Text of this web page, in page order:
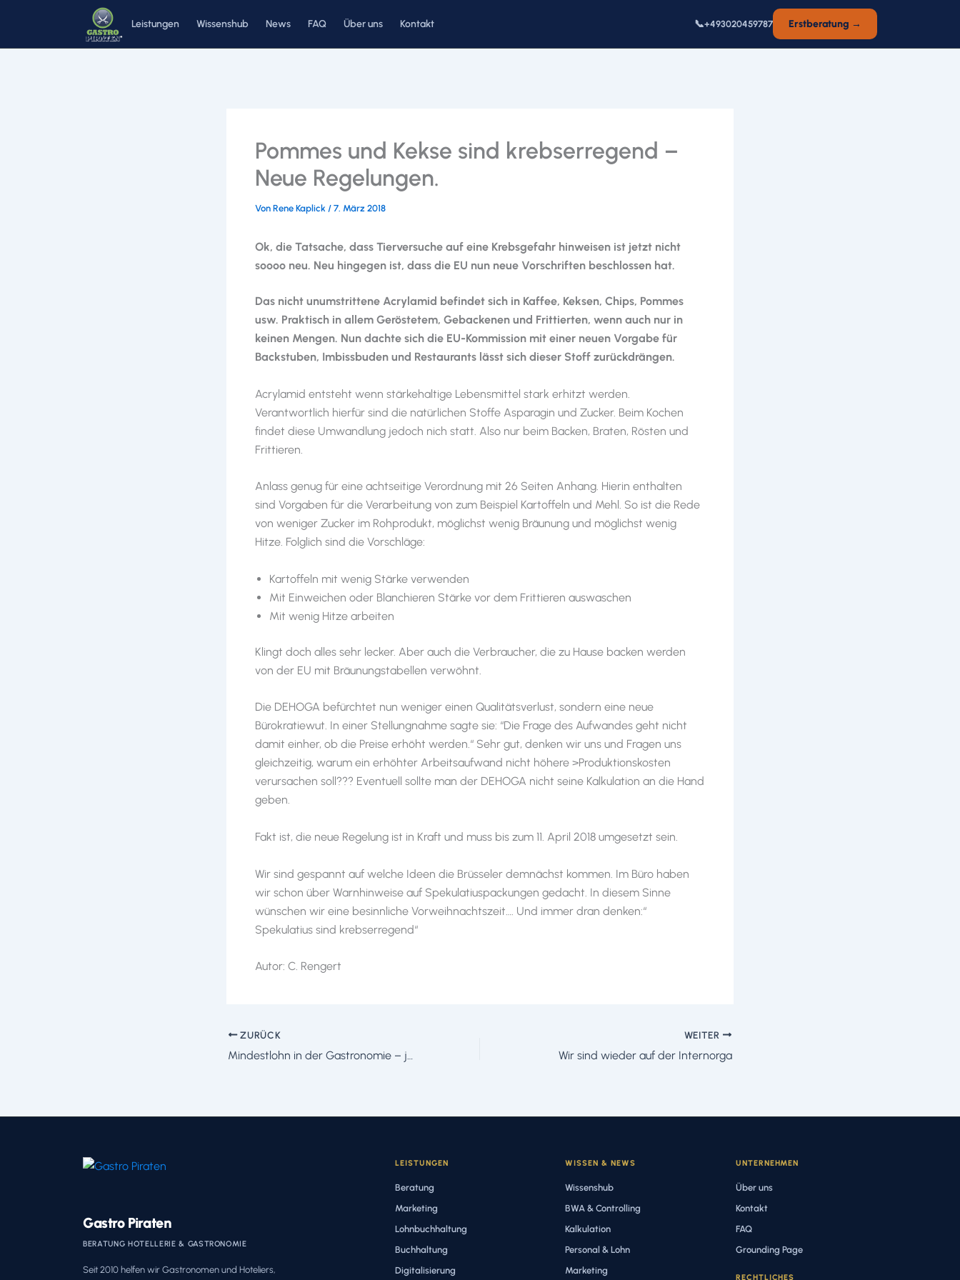
springen
Leistungen Wissenshub News FAQ Über uns Kontakt 📞+493020459787 Erstberatung →
Pommes und Kekse sind krebserregend –
Neue Regelungen.
Von Rene Kaplick / 7. März 2018
Ok, die Tatsache, dass Tierversuche auf eine Krebsgefahr hinweisen ist jetzt nicht
soooo neu. Neu hingegen ist, dass die EU nun neue Vorschriften beschlossen hat.
Das nicht unumstrittene Acrylamid befindet sich in Kaffee, Keksen, Chips, Pommes
usw. Praktisch in allem Geröstetem, Gebackenen und Frittierten, wenn auch nur in
keinen Mengen. Nun dachte sich die EU-Kommission mit einer neuen Vorgabe für
Backstuben, Imbissbuden und Restaurants lässt sich dieser Stoff zurückdrängen.
Acrylamid entsteht wenn stärkehaltige Lebensmittel stark erhitzt werden.
Verantwortlich hierfür sind die natürlichen Stoffe Asparagin und Zucker. Beim Kochen
findet diese Umwandlung jedoch nich statt. Also nur beim Backen, Braten, Rösten und
Frittieren.
Anlass genug für eine achtseitige Verordnung mit 26 Seiten Anhang. Hierin enthalten
sind Vorgaben für die Verarbeitung von zum Beispiel Kartoffeln und Mehl. So ist die Rede
von weniger Zucker im Rohprodukt, möglichst wenig Bräunung und möglichst wenig
Hitze. Folglich sind die Vorschläge:
Kartoffeln mit wenig Stärke verwenden
Mit Einweichen oder Blanchieren Stärke vor dem Frittieren auswaschen
Mit wenig Hitze arbeiten
Klingt doch alles sehr lecker. Aber auch die Verbraucher, die zu Hause backen werden
von der EU mit Bräunungstabellen verwöhnt.
Die DEHOGA befürchtet nun weniger einen Qualitätsverlust, sondern eine neue
Bürokratiewut. In einer Stellungnahme sagte sie: “Die Frage des Aufwandes geht nicht
damit einher, ob die Preise erhöht werden.“ Sehr gut, denken wir uns und Fragen uns
gleichzeitig, warum ein erhöhter Arbeitsaufwand nicht höhere >Produktionskosten
verursachen soll??? Eventuell sollte man der DEHOGA nicht seine Kalkulation an die Hand
geben.
Fakt ist, die neue Regelung ist in Kraft und muss bis zum 11. April 2018 umgesetzt sein.
Wir sind gespannt auf welche Ideen die Brüsseler demnächst kommen. Im Büro haben
wir schon über Warnhinweise auf Spekulatiuspackungen gedacht. In diesem Sinne
wünschen wir eine besinnliche Vorweihnachtszeit…. Und immer dran denken:“
Spekulatius sind krebserregend“
Autor: C. Rengert
ZURÜCK WEITER
Wir sind wieder auf der Internorga
Gastro Piraten
BERATUNG HOTELLERIE & GASTRONOMIE
Seit 2010 helfen wir Gastronomen und Hoteliers,
LEISTUNGEN
Beratung
Marketing
Lohnbuchhaltung
Buchhaltung
Digitalisierung
WISSEN & NEWS
Wissenshub
BWA & Controlling
Kalkulation
Personal & Lohn
Marketing
UNTERNEHMEN
Über uns
Kontakt
FAQ
Grounding Page
RECHTLICHES